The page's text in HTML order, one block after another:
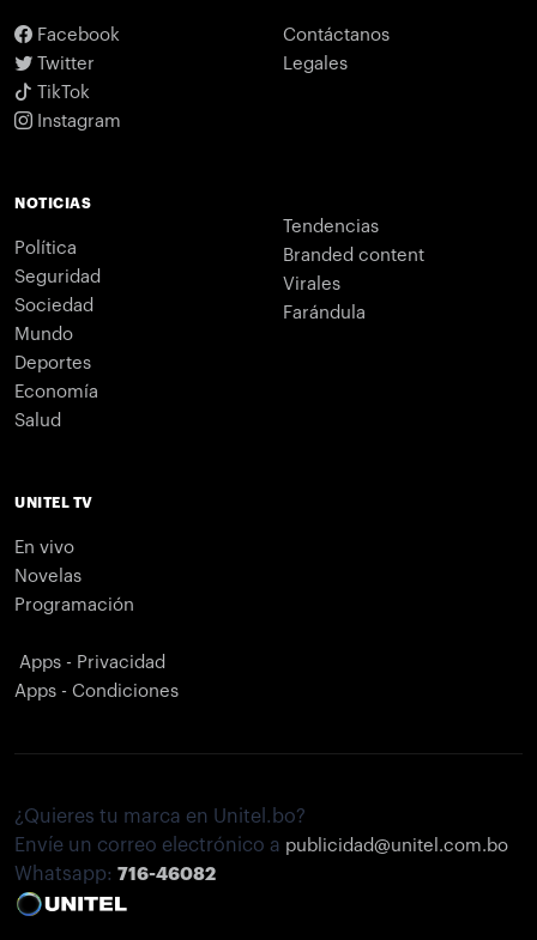
Facebook
Twitter
TikTok
Instagram
Contáctanos
Legales
NOTICIAS
Política
Seguridad
Sociedad
Mundo
Deportes
Economía
Salud
Tendencias
Branded content
Virales
Farándula
UNITEL TV
En vivo
Novelas
Programación
Apps - Privacidad
Apps - Condiciones
¿Quieres tu marca en Unitel.bo?
Envíe un correo electrónico a publicidad@unitel.com.bo
Whatsapp: 716-46082